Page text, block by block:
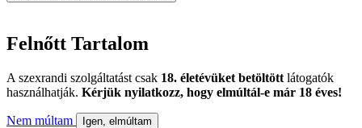
Felnőtt Tartalom
A szexrandi szolgáltatást csak 18. életévüket betöltött látogatók
használhatják. Kérjük nyilatkozz, hogy elmúltál-e már 18 éves!
Nem múltam Igen, elmúltam